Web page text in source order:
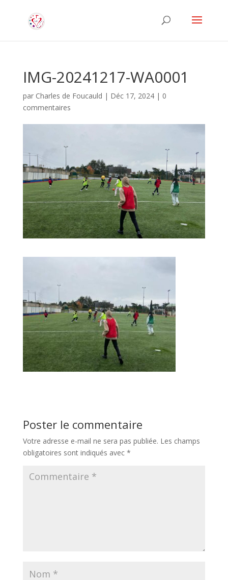
IMG-20241217-WA0001
par Charles de Foucauld | Déc 17, 2024| 0
commentaires
Poster le commentaire
Votre adresse e-mail ne sera pas publiée. Les champs
obligatoires sont indiqués avec *